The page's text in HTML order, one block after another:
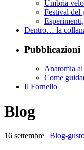
Umbria
Festival del
Dentro… la
Pubblicazioni
Anatomia
Come
Il Fornello
Blog
16 settembre | Blog-